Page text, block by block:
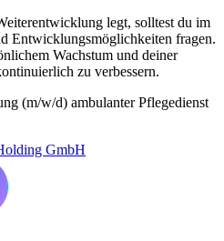
legt, solltest du im
Entwicklungsmöglichkeiten fragen.
Wachstum und deiner
zu verbessern.
(m/w/d) ambulanter Pflegedienst
GmbH